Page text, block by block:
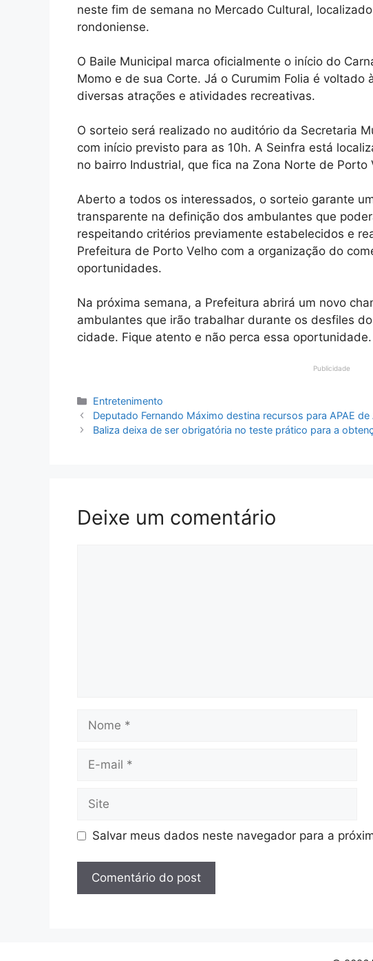
neste fim de semana no Mercado Cultural,
rondoniense.
O Baile Municipal marca oficialmente o início do
Momo e de sua Corte. Já o Curumim Folia é voltado
diversas atrações e atividades recreativas.
O sorteio será realizado no auditório da Secretaria
com início previsto para as 10h. A Seinfra está
no bairro Industrial, que fica na Zona Norte de Porto
Aberto a todos os interessados, o sorteio garante
transparente na definição dos ambulantes que
respeitando critérios previamente estabelecidos e
Prefeitura de Porto Velho com a organização do
oportunidades.
Na próxima semana, a Prefeitura abrirá um novo
ambulantes que irão trabalhar durante os desfiles
cidade. Fique atento e não perca essa oportunidade.
Publicidade
Categorias
Entretenimento
Deputado Fernando Máximo destina recursos para APAE
Baliza deixa de ser obrigatória no teste prático para a
Deixe um comentário
mail
Salvar meus dados neste navegador para a